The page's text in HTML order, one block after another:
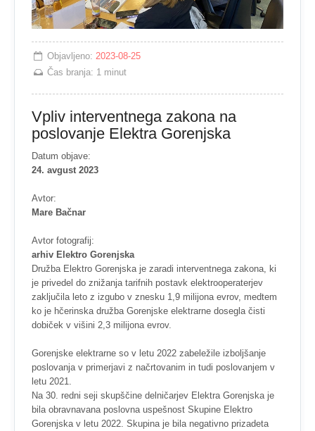
Objavljeno: 2023-08-25
Čas branja: 1 minut
Vpliv interventnega zakona na
poslovanje Elektra Gorenjska
Datum objave:
24. avgust 2023
Avtor:
Mare Bačnar
Avtor fotografij:
arhiv Elektro Gorenjska
Družba Elektro Gorenjska je zaradi interventnega zakona, ki
je privedel do znižanja tarifnih postavk elektrooperaterjev
zaključila leto z izgubo v znesku 1,9 milijona evrov, medtem
ko je hčerinska družba Gorenjske elektrarne dosegla čisti
dobiček v višini 2,3 milijona evrov.
Gorenjske elektrarne so v letu 2022 zabeležile izboljšanje
poslovanja v primerjavi z načrtovanim in tudi poslovanjem v
letu 2021.
Na 30. redni seji skupščine delničarjev Elektra Gorenjska je
bila obravnavana poslovna uspešnost Skupine Elektro
Gorenjska v letu 2022. Skupina je bila negativno prizadeta